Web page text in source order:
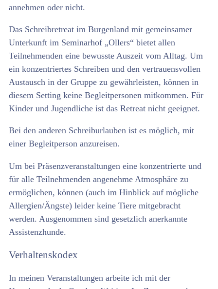
annehmen oder nicht.
Das Schreibretreat im Burgenland mit gemeinsamer
Unterkunft im Seminarhof „Ollers“ bietet allen
Teilnehmenden eine bewusste Auszeit vom Alltag. Um
ein konzentriertes Schreiben und den vertrauensvollen
Austausch in der Gruppe zu gewährleisten, können in
diesem Setting keine Begleitpersonen mitkommen. Für
Kinder und Jugendliche ist das Retreat nicht geeignet.
Bei den anderen Schreiburlauben ist es möglich, mit
einer Begleitperson anzureisen.
Um bei Präsenzveranstaltungen eine konzentrierte und
für alle Teilnehmenden angenehme Atmosphäre zu
ermöglichen, können (auch im Hinblick auf mögliche
Allergien/Ängste) leider keine Tiere mitgebracht
werden. Ausgenommen sind gesetzlich anerkannte
Assistenzhunde.
Verhaltenskodex
In meinen Veranstaltungen arbeite ich mit der